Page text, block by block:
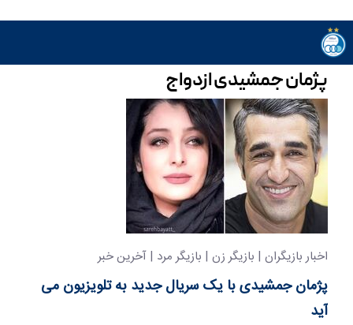
پژمان جمشیدی ازدواج
اخبار بازیگران | بازیگر زن | بازیگر مرد | آخرین خبر
پژمان جمشیدی با یک سریال جدید به تلویزیون می
آید